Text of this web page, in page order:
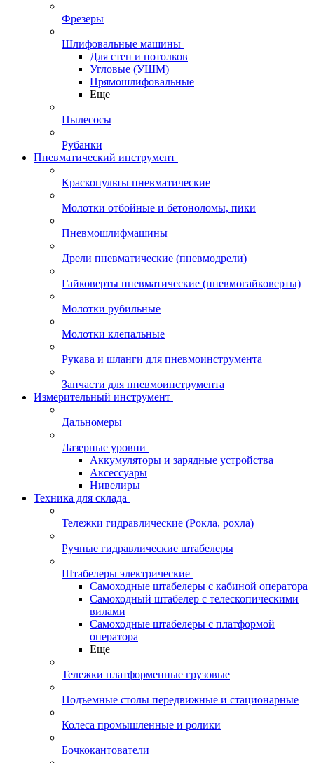
Фрезеры
Шлифовальные машины
Для стен и потолков
Угловые (УШМ)
Прямошлифовальные
Еще
Пылесосы
Рубанки
Пневматический инструмент
Краскопульты пневматические
Молотки отбойные и бетоноломы, пики
Пневмошлифмашины
Дрели пневматические (пневмодрели)
Гайковерты пневматические (пневмогайковерты)
Молотки рубильные
Молотки клепальные
Рукава и шланги для пневмоинструмента
Запчасти для пневмоинструмента
Измерительный инструмент
Дальномеры
Лазерные уровни
Аккумуляторы и зарядные устройства
Аксессуары
Нивелиры
Техника для склада
Тележки гидравлические (Рокла, рохла)
Ручные гидравлические штабелеры
Штабелеры электрические
Самоходные штабелеры с кабиной оператора
Самоходный штабелер с телескопическими
вилами
Самоходные штабелеры с платформой
оператора
Еще
Тележки платформенные грузовые
Подъемные столы передвижные и стационарные
Колеса промышленные и ролики
Бочкокантователи